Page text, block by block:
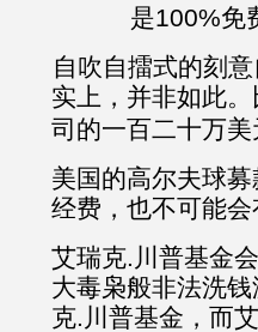
是100%免
自吹自擂式的刻
实上，并非如此。
司的一百二十万美
美国的高尔夫球
经费，也不可能会
艾瑞克.川普基金
大毒枭般非法洗
克.川普基金，而